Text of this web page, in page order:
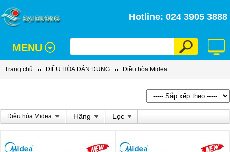
Hotline: 024 3905 3888
MENU
Trang chủ ĐIỀU HÒA DÂN DỤNG Điều hòa Midea
Điều hòa Midea Hãng Lọc